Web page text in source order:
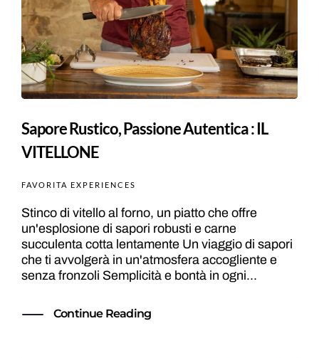
Sapore Rustico, Passione Autentica : IL
VITELLONE
FAVORITA EXPERIENCES
Stinco di vitello al forno, un piatto che offre
un'esplosione di sapori robusti e carne
succulenta cotta lentamente Un viaggio di sapori
che ti avvolgerà in un'atmosfera accogliente e
senza fronzoli Semplicità e bontà in ogni...
Continue Reading